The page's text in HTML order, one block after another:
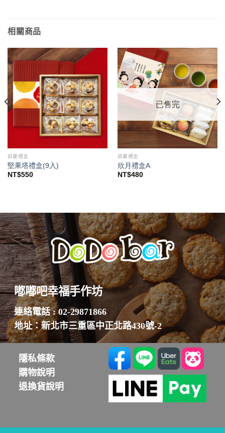
相關商品
節慶禮盒
堅果塔禮盒(9入)
NT$550
已售完
節慶禮盒
欣月禮盒A
NT$480
嘟嘟吧幸福手作坊
連絡電話 : 02-29871866
地址：新北市三重區中正北路430號-2
隱私條款
購物說明
退換貨說明